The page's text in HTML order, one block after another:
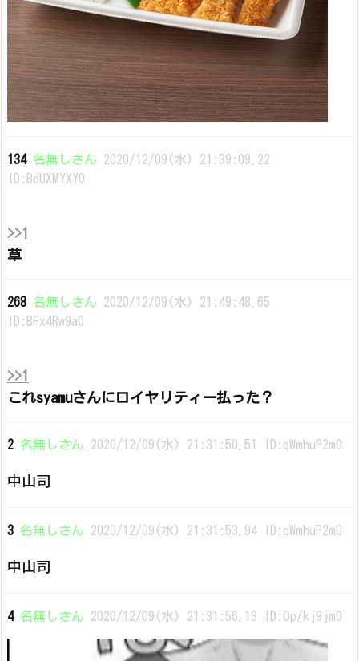
134 名無しさん 2020/12/09(水) 21:39:09.22
ID:BdUXMYXY0
>>1
草
268 名無しさん 2020/12/09(水) 21:49:48.65
ID:BFx4Rw9a0
>>1
これsyamuさんにロイヤリティー払った？
2 名無しさん 2020/12/09(水) 21:31:50.51 ID:qWmhuP2m0
中山司
3 名無しさん 2020/12/09(水) 21:31:53.94 ID:qWmhuP2m0
中山司
4 名無しさん 2020/12/09(水) 21:31:56.13 ID:Op/kj9jm0